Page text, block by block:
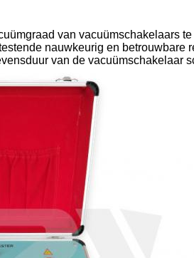
van vacuümschakelaars
nauwkeurig en betrouwbare
van de vacuümschakelaar